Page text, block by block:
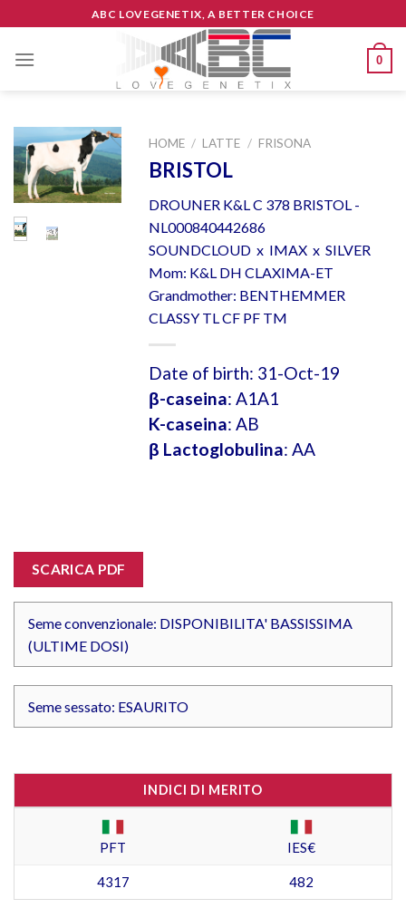
to
content
ABC LOVEGENETIX, A BETTER CHOICE
0
HOME / LATTE / FRISONA
BRISTOL
DROUNER K&L C 378 BRISTOL -
NL000840442686
SOUNDCLOUD x IMAX x SILVER
Mom: K&L DH CLAXIMA-ET
Grandmother: BENTHEMMER
CLASSY TL CF PF TM
Date of birth: 31-Oct-19
β-caseina: A1A1
K-caseina: AB
β Lactoglobulina: AA
SCARICA PDF
Seme convenzionale: DISPONIBILITA' BASSISSIMA
(ULTIME DOSI)
Seme sessato: ESAURITO
INDICI DI MERITO
PFT IES€
4317 482